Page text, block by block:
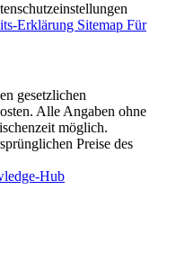
Erklärung Sitemap Für
gesetzlichen
Alle Angaben ohne
möglich.
Preise des
Hub